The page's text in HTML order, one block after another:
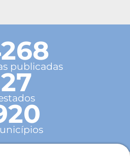
publicadas
27